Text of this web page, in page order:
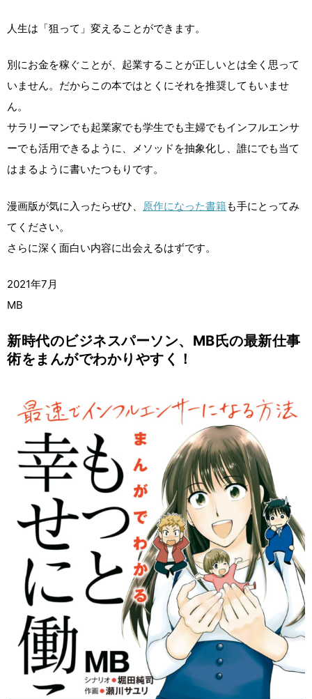
人生は「狙って」変えることができます。
別にお金を稼ぐことが、起業することが正しいとは全く思って
いません。だからこの本ではとくにそれを推奨してもいませ
ん。
サラリーマンでも起業家でも学生でも主婦でもインフルエンサ
ーでも活用できるように、メソッドを抽象化し、誰にでも当て
はまるように書いたつもりです。
漫画版が気に入ったらぜひ、 原作になった書籍も手にとってみ
てください。
さらに深く面白い内容に出会えるはずです。
2021年7月
MB
新時代のビジネスパーソン、MB氏の最新仕事
術をまんがでわかりやすく！